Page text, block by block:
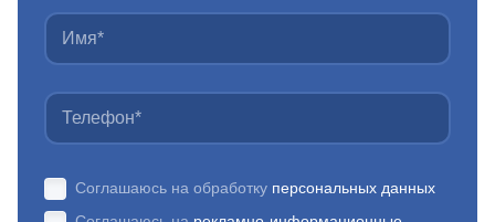
Соглашаюсь на обработку персональных данных